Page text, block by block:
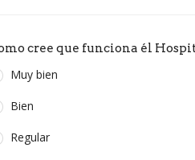
cree que funciona él
Muy bien
Bien
Regular